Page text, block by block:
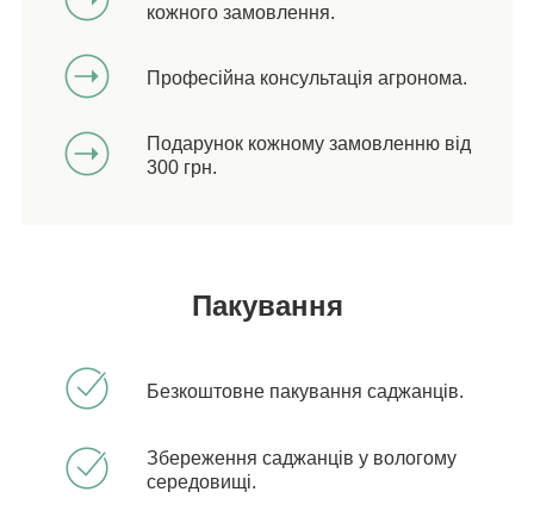
кожного замовлення.
Професійна консультація агронома.
Подарунок кожному замовленню від
300 грн.
Пакування
Безкоштовне пакування саджанців.
Збереження саджанців у вологому
середовищі.